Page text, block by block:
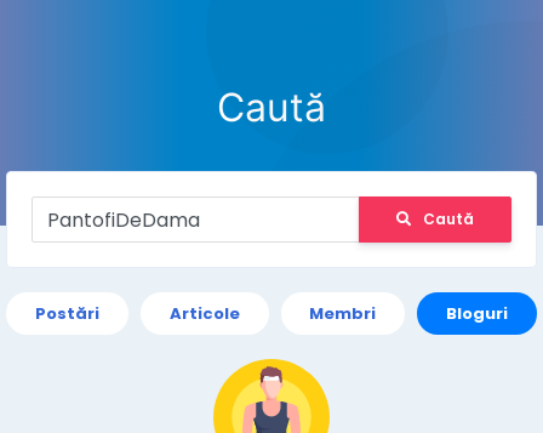
Caută
Caută
Postări Articole Membri Bloguri